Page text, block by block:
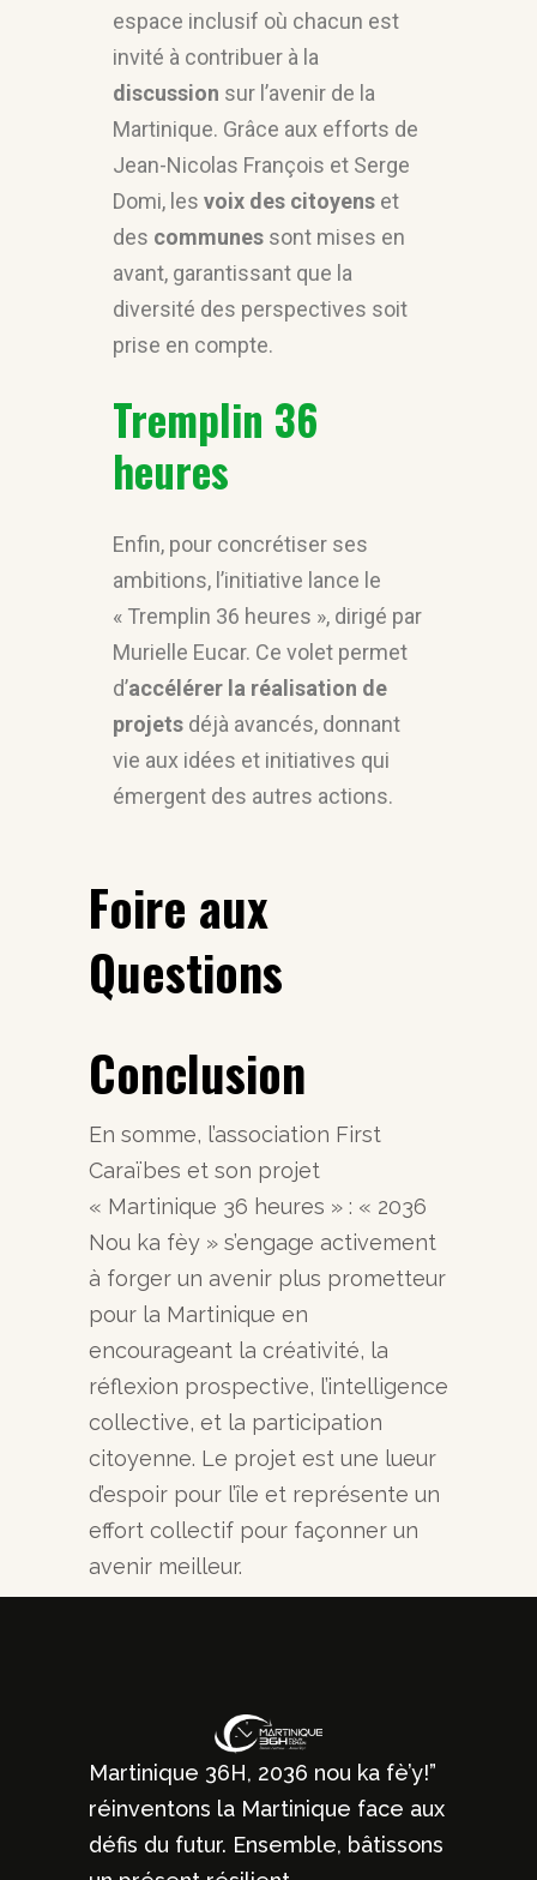
espace inclusif où chacun est
invité à contribuer à la
discussion sur l’avenir de la
Martinique. Grâce aux efforts de
Jean-Nicolas François et Serge
Domi, les voix des citoyens et
des communes sont mises en
avant, garantissant que la
diversité des perspectives soit
prise en compte.
Tremplin 36
heures
Enfin, pour concrétiser ses
ambitions, l’initiative lance le
« Tremplin 36 heures », dirigé par
Murielle Eucar. Ce volet permet
d’accélérer la réalisation de
projets déjà avancés, donnant
vie aux idées et initiatives qui
émergent des autres actions.
Foire aux
Questions
Conclusion
En somme, l’association First
Caraïbes et son projet
« Martinique 36 heures » : « 2036
Nou ka fèy » s’engage activement
à forger un avenir plus prometteur
pour la Martinique en
encourageant la créativité, la
réflexion prospective, l’intelligence
collective, et la participation
citoyenne. Le projet est une lueur
d’espoir pour l’île et représente un
effort collectif pour façonner un
avenir meilleur.
Martinique 36H, 2036 nou ka fè’y!”
réinventons la Martinique face aux
défis du futur. Ensemble, bâtissons